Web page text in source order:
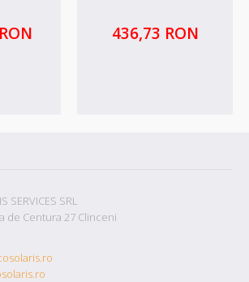
436,73 RON
SERVICES SRL
de Centura 27 Clinceni